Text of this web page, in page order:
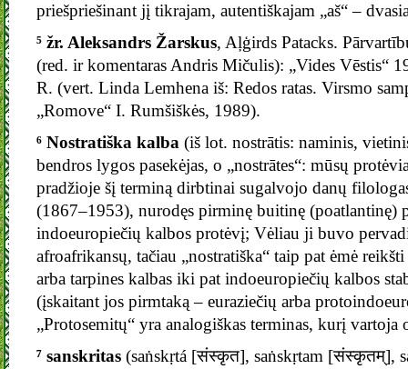
priešpriešinant jį tikrajam, autentiškajam „aš“ –
⁵ žr. Aleksandrs Žarskus, Aļģirds Patacks.
(red. ir komentaras Andris Mičulis): „Vides Vēstis“
R. (vert. Linda Lemhena iš: Redos ratas. Virsmo
„Romove“ I. Rumšiškės, 1989).
⁶ Nostratiška kalba (iš lot. nostrātis: naminis,
bendros lygos pasekėjas, o „nostrātes“: mūsų
pradžioje šį terminą dirbtinai sugalvojo danų
(1867–1953), nurodęs pirminę buitinę (poatlantinę)
indoeuropiečių kalbos protėvį; Vėliau ji buvo
afroafrikansų, tačiau „nostratiška“ taip pat ėmė reikšti
arba tarpines kalbas iki pat indoeuropiečių kalbos
(įskaitant jos pirmtaką – euraziečių arba
„Protosemitų“ yra analogiškas terminas, kurį vartoja
⁷ sanskritas (saṅskṛtá [संस्कृत], saṅskṛtam [संस्कृतम्],